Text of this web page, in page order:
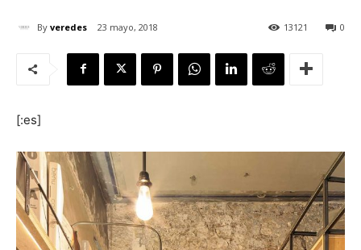
By veredes 23 mayo, 2018 0
13121
[:es]